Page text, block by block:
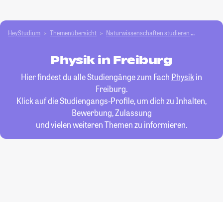
HeyStudium Themenübersicht Natur­wissenschaften studieren
Physik in Freiburg
Hier findest du alle Studiengänge zum Fach Physikin
Freiburg.
Klick auf die Studiengangs-Profile, um dich zu Inhalten,
Bewerbung, Zulassung
und vielen weiteren Themen zu informieren.